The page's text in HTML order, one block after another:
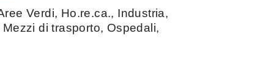
Verdi, Ho.re.ca., Industria,
di trasporto, Ospedali,